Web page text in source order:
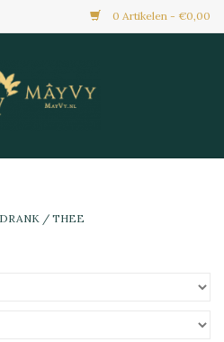
0 Artikelen - €0,00
DRANK / THEE